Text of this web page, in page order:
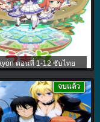
ตอนที่ 1-12 ซับไทย
จบแล้ว